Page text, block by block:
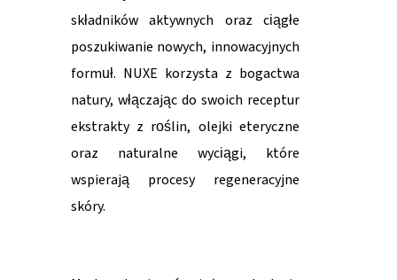
składników aktywnych oraz ciągłe
poszukiwanie nowych, innowacyjnych
formuł. NUXE korzysta z bogactwa
natury, włączając do swoich receptur
ekstrakty z roślin, olejki eteryczne
oraz naturalne wyciągi, które
wspierają procesy regeneracyjne
skóry.